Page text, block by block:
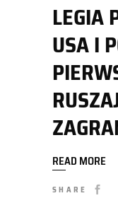
LEGIA
USA I
READ MORE
SHARE